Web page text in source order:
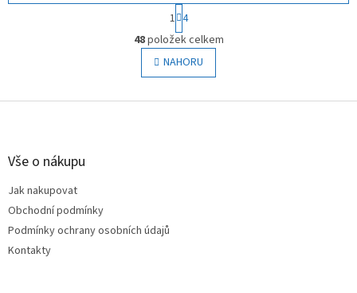
O
v
l
á
S
t
r
á
n
k
v
1 4
48položek celkem
NAHORU
Z
Vše o nákupu
Jak nakupovat
Obchodní podmínky
Podmínky ochrany osobních údajů
Kontakty